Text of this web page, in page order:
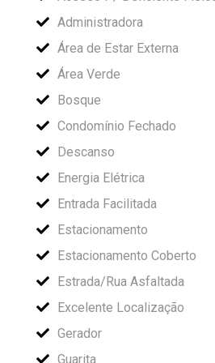
Administradora
Área de Estar Externa
Área Verde
Bosque
Condomínio Fechado
Descanso
Energia Elétrica
Entrada Facilitada
Estacionamento
Estacionamento Coberto
Estrada/Rua Asfaltada
Excelente Localização
Gerador
Guarita